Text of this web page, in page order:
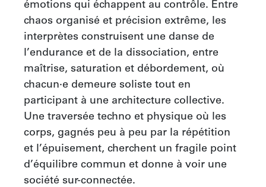
émotions qui échappent au contrôle. Entre
chaos organisé et précision extrême, les
interprètes construisent une danse de
l’endurance et de la dissociation, entre
maîtrise, saturation et débordement, où
chacun·e demeure soliste tout en
participant à une architecture collective.
Une traversée techno et physique où les
corps, gagnés peu à peu par la répétition
et l’épuisement, cherchent un fragile point
d’équilibre commun et donne à voir une
société sur-connectée.